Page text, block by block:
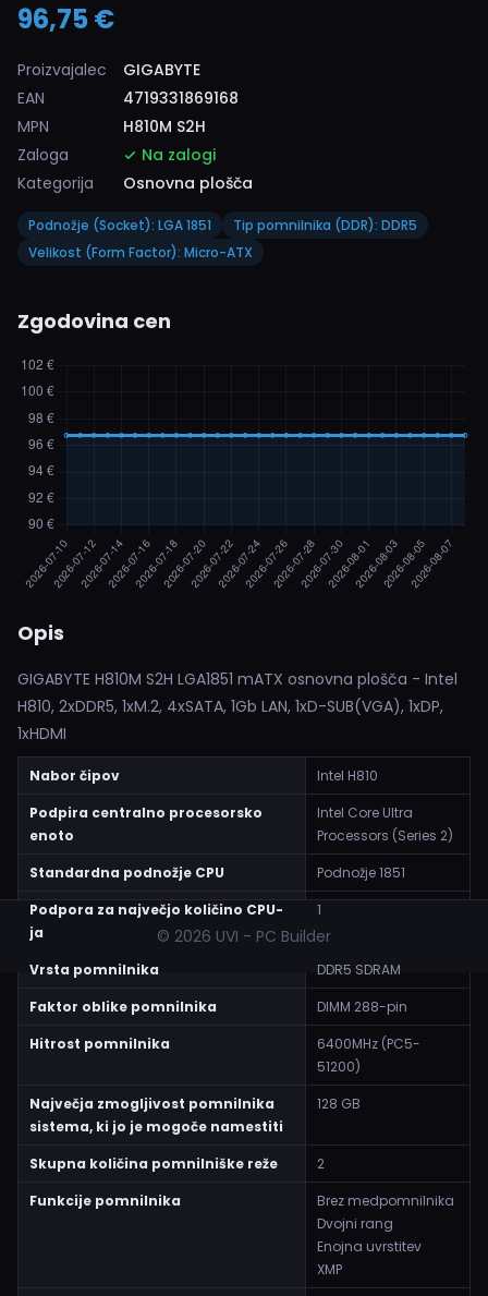
96,75 €
Proizvajalec
GIGABYTE
EAN
4719331869168
MPN
H810M S2H
Zaloga
Na zalogi
Kategorija
Osnovna plošča
Podnožje (Socket): LGA 1851
Tip pomnilnika (DDR): DDR5
Velikost (Form Factor): Micro-ATX
Zgodovina cen
Opis
GIGABYTE H810M S2H LGA1851 mATX osnovna plošča - Intel
H810, 2xDDR5, 1xM.2, 4xSATA, 1Gb LAN, 1xD-SUB(VGA), 1xDP,
1xHDMI
Nabor čipov
Intel H810
Podpira centralno procesorsko
enoto
Intel Core Ultra
Processors (Series 2)
Standardna podnožje CPU
Podnožje 1851
Podpora za največjo količino CPU-
ja
1
Vrsta pomnilnika
DDR5 SDRAM
Faktor oblike pomnilnika
DIMM 288-pin
Hitrost pomnilnika
6400MHz (PC5-
51200)
Največja zmogljivost pomnilnika
sistema, ki jo je mogoče namestiti
128 GB
Skupna količina pomnilniške reže
2
Funkcije pomnilnika
Brez medpomnilnika
Dvojni rang
Enojna uvrstitev
XMP
© 2026 UVI - PC Builder